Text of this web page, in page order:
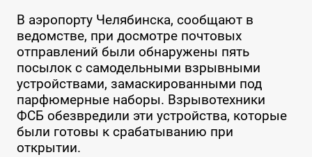
В аэропорту Челябинска, сообщают в
ведомстве, при досмотре почтовых
отправлений были обнаружены пять
посылок с самодельными взрывными
устройствами, замаскированными под
парфюмерные наборы. Взрывотехники
ФСБ обезвредили эти устройства, которые
были готовы к срабатыванию при
открытии.